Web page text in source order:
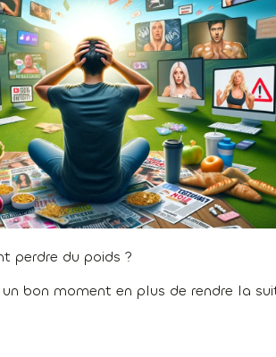
perdre du poids ?
bon moment en plus de rendre la